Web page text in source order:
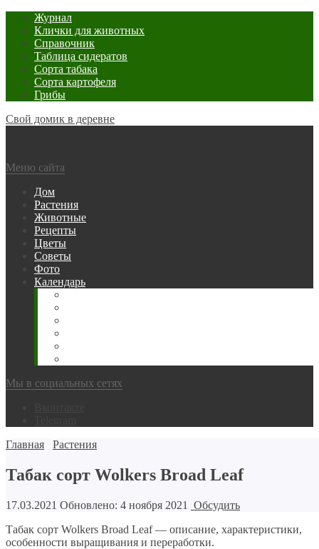
Журнал
Клички для животных
Справочник
Таблица сидератов
Сорта табака
Сорта картофеля
Грибы
Свой домик в деревне
Меню сайта
Дом
Растения
Животные
Рецепты
Цветы
Советы
Фото
Календарь
Мы в социальных сетях
Главная
Растения
Табак сорт Wolkers Broad Leaf
17.03.2021 Обновлено: 4 ноября 2021
Обсудить
Табак сорт Wolkers Broad Leaf — описание, характеристики,
особенности выращивания и переработки.